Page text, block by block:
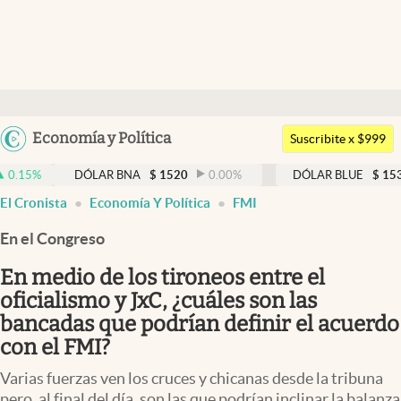
Argentina
Economía y Política
Members
Economía y Política
Finanzas y Mercados
Mercados Online
Negocios
Columnistas
Otras secciones
Apertura
Suscribite x $999
DÓLAR BNA $ 1520 0.00% DÓLAR BLUE $ 1530 -0.65
El Cronista Economía Y Política FMI
En el Congreso
En medio de los tironeos entre el
oficialismo y JxC, ¿cuáles son las
bancadas que podrían definir el acuerdo
con el FMI?
Varias fuerzas ven los cruces y chicanas desde la tribuna